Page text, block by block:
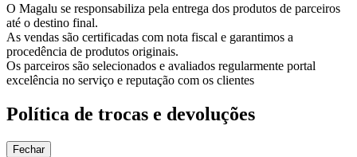
O Magalu se responsabiliza pela entrega dos produtos de parceiros
até o destino final.
As vendas são certificadas com nota fiscal e garantimos a
procedência de produtos originais.
Os parceiros são selecionados e avaliados regularmente portal
excelência no serviço e reputação com os clientes
Política de trocas e devoluções
Fechar